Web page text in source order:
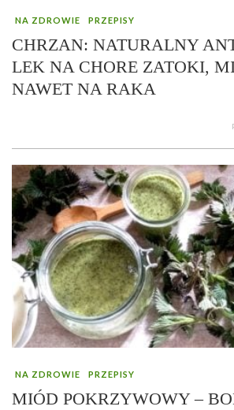
NA ZDROWIE PRZEPISY
CHRZAN: NATURALNY
LEK NA CHORE ZATOKI,
NAWET NA RAKA
NA ZDROWIE PRZEPISY
MIÓD POKRZYWOWY –